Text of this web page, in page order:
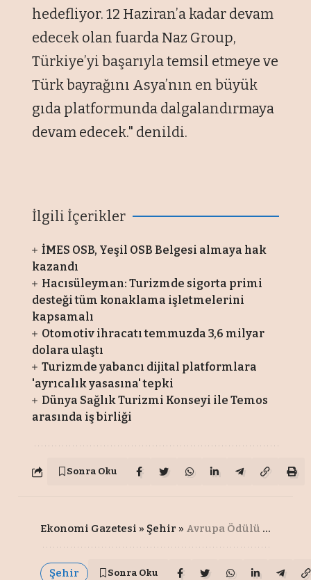
hedefliyor. 12 Haziran’a kadar devam
edecek olan fuarda Naz Group,
Türkiye’yi başarıyla temsil etmeye ve
Türk bayrağını Asya’nın en büyük
gıda platformunda dalgalandırmaya
devam edecek." denildi.
İlgili İçerikler
İMES OSB, Yeşil OSB Belgesi almaya hak
kazandı
Hacısüleyman: Turizmde sigorta primi
desteği tüm konaklama işletmelerini
kapsamalı
Otomotiv ihracatı temmuzda 3,6 milyar
dolara ulaştı
Turizmde yabancı dijital platformlara
'ayrıcalık yasasına' tepki
Dünya Sağlık Turizmi Konseyi ile Temos
arasında iş birliği
Sonra Oku
Ekonomi Gazetesi » Şehir » Avrupa Ödülü kazanan kentler Gaziantep’te buluştu
Şehir Sonra Oku